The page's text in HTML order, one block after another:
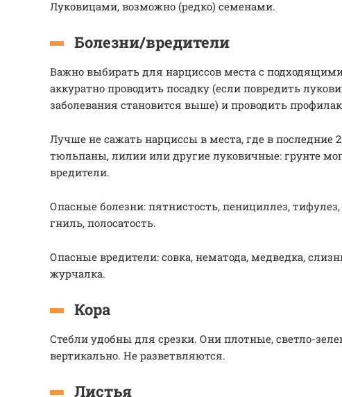
Луковицами, возможно (редко) семенами.
Болезни/вредители
Важно выбирать для нарциссов места с
аккуратно проводить посадку (если повредить
заболевания становится выше) и проводить
Лучше не сажать нарциссы в места, где в последние
тюльпаны, лилии или другие луковичные: грунте
вредители.
Опасные болезни: пятнистость, пенициллез, тифулез,
гниль, полосатость.
Опасные вредители: совка, нематода, медведка,
журчалка.
Кора
Стебли удобны для срезки. Они плотные, светло-
вертикально. Не разветвляются.
Листья